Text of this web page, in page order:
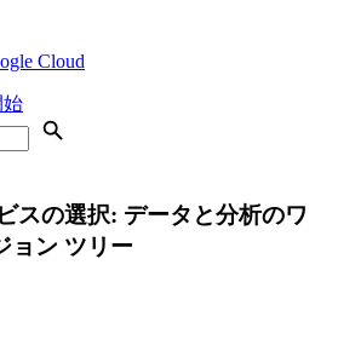
Cloud
始
スの選択: データと分析のワ
ョン ツリー